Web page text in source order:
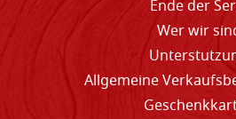
Ende der
Wer wir
Allgemeine